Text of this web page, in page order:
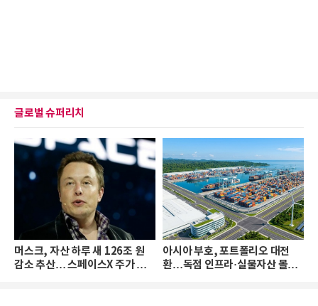
글로벌 슈퍼리치
머스크, 자산 하루 새 126조 원
감소 추산… 스페이스X 주가 하
아시아 부호, 포트폴리오 대전
환…독점 인프라·실물자산 몰린